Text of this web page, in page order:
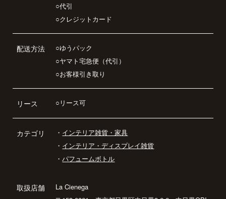
○代引
○クレジットカード
配送方法
○ゆうパック
○ヤマト宅急便（代引）
○お客様引き取り
リース ○リース可
カテゴリ ・ インテリア雑貨・家具
・ インテリア・ディスプレイ雑貨
・パフュームボトル
取扱店舗
La Cienega